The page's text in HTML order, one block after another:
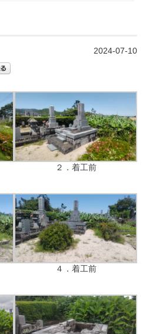
2024-07-10
２．着工前
４．着工前